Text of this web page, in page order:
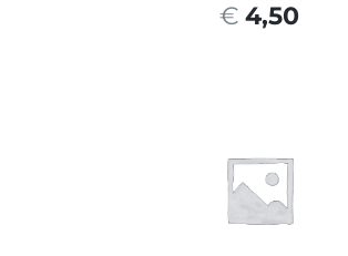
€ 4,50